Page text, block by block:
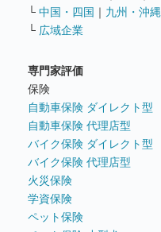
└ 中国・四国 ｜ 九州・沖縄
└ 広域企業
専門家評価
保険
自動車保険 ダイレクト型
自動車保険 代理店型
バイク保険 ダイレクト型
バイク保険 代理店型
火災保険
学資保険
ペット保険